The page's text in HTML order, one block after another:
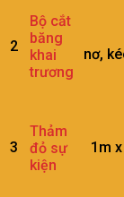
2
Bộ cắt
băng
khai
trương
nơ,
3
Thảm
đỏ sự
kiện
1m